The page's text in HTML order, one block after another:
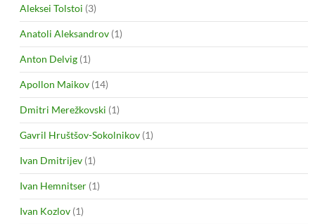
Aleksei Tolstoi (3)
Anatoli Aleksandrov (1)
Anton Delvig (1)
Apollon Maikov (14)
Dmitri Merežkovski (1)
Gavril Hruštšov-Sokolnikov (1)
Ivan Dmitrijev (1)
Ivan Hemnitser (1)
Ivan Kozlov (1)